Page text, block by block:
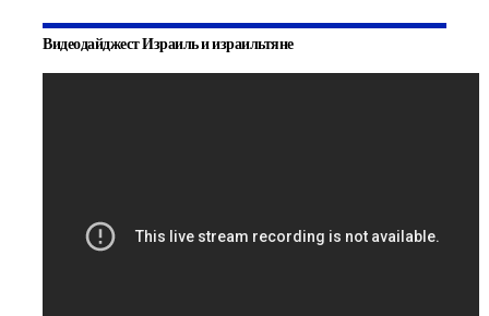
Видеодайджест Израиль и израильтяне